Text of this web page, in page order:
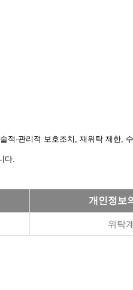
·관리적 보호조치, 재위탁 제한,
다.
개인정보
위탁